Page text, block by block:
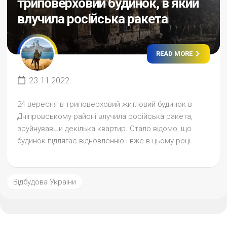
триповерховий будинок, в який
влучила російська ракета
READ MORE
23.11.2022
24 вересня в триповерховий житловий будинок в
Дніпровському районі влучила російська ракета,
зруйнувавши декілька квартир. Стало відомо, що
будинок підлягає відновленню і вже в цьому році...
Відбудова України